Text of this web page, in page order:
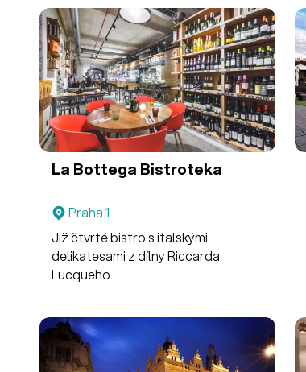
La Bottega Bistroteka
Praha 1
Již čtvrté bistro s italskými
delikatesami z dílny Riccarda
Lucqueho